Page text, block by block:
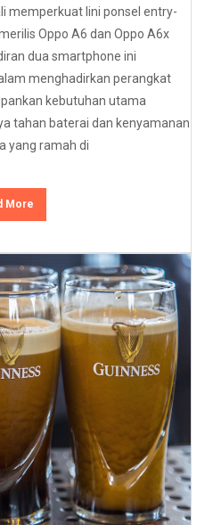
memperkuat lini ponsel entry-
Oppo A6 dan Oppo A6x
dua smartphone ini
menghadirkan perangkat
kebutuhan utama
tahan baterai dan kenyamanan
yang ramah di
More